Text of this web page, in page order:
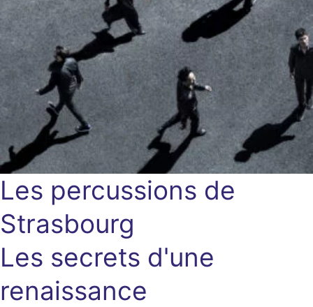
Les percussions de
Strasbourg
Les secrets d'une
renaissance